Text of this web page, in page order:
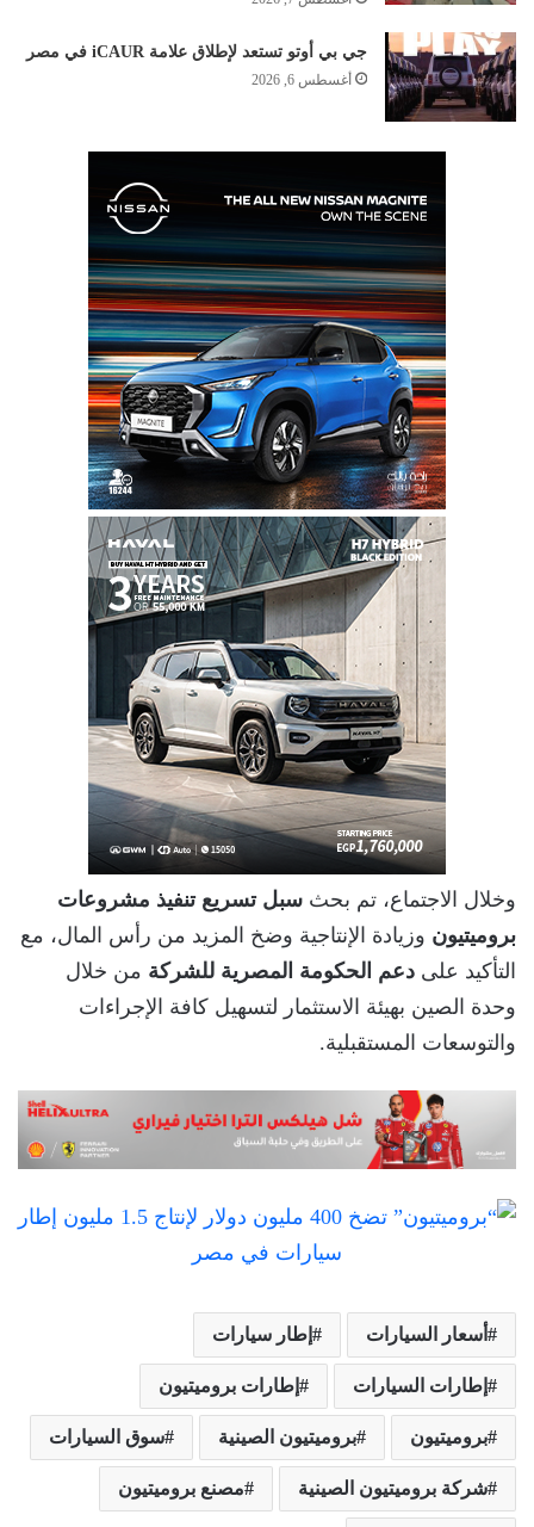
جي بي أوتو تستعد لإطلاق علامة iCAUR في مصر
أغسطس 6, 2026
وخلال الاجتماع، تم بحث سبل تسريع تنفيذ مشروعات
بروميتيون وزيادة الإنتاجية وضخ المزيد من رأس المال، مع
التأكيد على دعم الحكومة المصرية للشركة من خلال
وحدة الصين بهيئة الاستثمار لتسهيل كافة الإجراءات
والتوسعات المستقبلية.
أسعار السيارات إطار سيارات
إطارات السيارات إطارات بروميتيون
بروميتيون بروميتيون الصينية سوق السيارات
شركة بروميتيون الصينية مصنع بروميتيون